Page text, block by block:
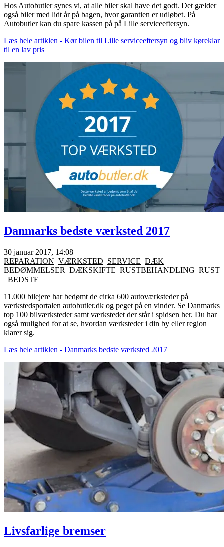
Hos Autobutler synes vi, at alle biler skal have det godt. Det gælder
også biler med lidt år på bagen, hvor garantien er udløbet. På
Autobutler kan du spare kassen på på Lille serviceeftersyn.
Læs hele artiklen - Kør bilen til Lille serviceeftersyn og bliv køreklar
til en lav pris
Danmarks bedste værksted 2017
30 januar 2017, 14:08
REPARATION VÆRKSTED SERVICE DÆK
BEDØMMELSER DÆKSKIFTE RUSTBEHANDLING RUST
BEDSTE
11.000 bilejere har bedømt de cirka 600 autoværksteder på
værkstedsportalen autobutler.dk og peget på en vinder. Se Danmarks
top 100 bilværksteder samt værkstedet der står i spidsen her. Du har
også mulighed for at se, hvordan værksteder i din by eller region
klarer sig.
Læs hele artiklen - Danmarks bedste værksted 2017
Livsfarlige bremser